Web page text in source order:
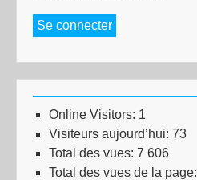
Se connecter
Online Visitors: 1
Visiteurs aujourd’hui: 73
Total des vues: 7 606
Total des vues de la page: